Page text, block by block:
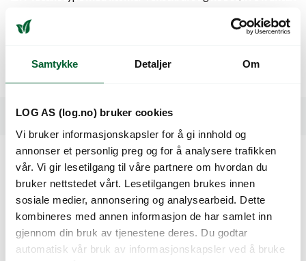
Samtykke Detaljer Om
LOG AS (log.no) bruker cookies
Vi bruker informasjonskapsler for å gi innhold og
annonser et personlig preg og for å analysere trafikken
vår. Vi gir lesetilgang til våre partnere om hvordan du
bruker nettstedet vårt. Lesetilgangen brukes innen
sosiale medier, annonsering og analysearbeid. Dette
kombineres med annen informasjon de har samlet inn
gjennom din bruk av tjenestene deres. Du godtar
automatisk vår bruk av informasjonskapsler ved å bruke
Flatrund form. 120-130 g. Åpen og sterk plante. Flate klaser.
ToMV:0-2 / ToTV / TSWV / Ff:A-E / Fol:0,1 / For / Va:0 /
Spesifikasjoner
Kunder så også på